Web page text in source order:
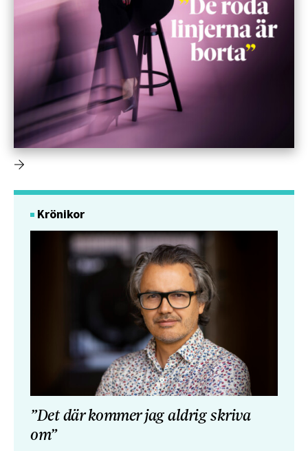
Krönikor
”Det där kommer jag aldrig skriva
om”